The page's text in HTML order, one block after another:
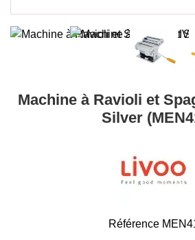
Machine à Ravioli et
Silver
Référence